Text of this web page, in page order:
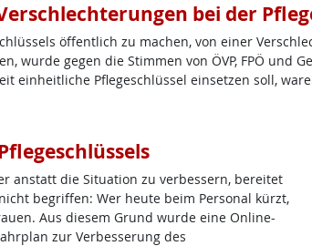
bei der
öffentlich zu machen, von einer
wurde gegen die Stimmen von ÖVP, FPÖ und
einheitliche Pflegeschlüssel einsetzen soll,
anstatt die Situation zu verbessern, bereitet
begriffen: Wer heute beim Personal kürzt,
Aus diesem Grund wurde eine Online-
zur Verbesserung des